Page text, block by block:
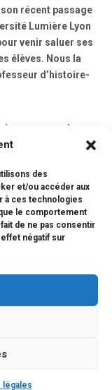
des
et/ou accéder aux
à ces technologies
le comportement
de ne pas consentir
négatif sur
légales
récent passage
Lumière Lyon
venir saluer ses
élèves. Nous la
d’histoire-
: nos anciens
seront toujours
cursus